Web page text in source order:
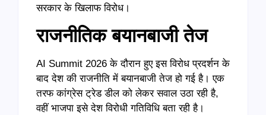
सरकार के खिलाफ विरोध।
राजनीतिक बयानबाजी तेज
AI Summit 2026 के दौरान हुए इस विरोध प्रदर्शन के
बाद देश की राजनीति में बयानबाजी तेज हो गई है। एक
तरफ कांग्रेस ट्रेड डील को लेकर सवाल उठा रही है,
वहीं भाजपा इसे देश विरोधी गतिविधि बता रही है।